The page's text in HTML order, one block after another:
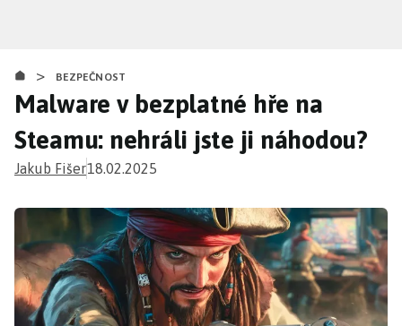
obsahu
> BEZPEČNOST
Malware v bezplatné hře na
Steamu: nehráli jste ji náhodou?
Jakub Fišer18.02.2025